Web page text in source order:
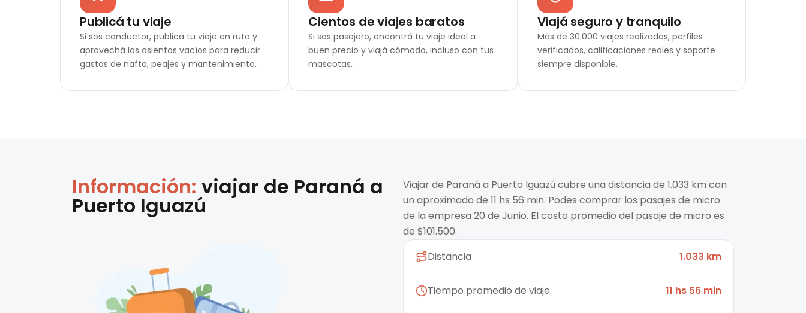
Publicá tu viaje
Si sos conductor, publicá tu viaje en ruta y
aprovechá los asientos vacíos para reducir
gastos de nafta, peajes y mantenimiento.
Cientos de viajes baratos
Si sos pasajero, encontrá tu viaje ideal a
buen precio y viajá cómodo, incluso con tus
mascotas.
Viajá seguro y tranquilo
Más de 30.000 viajes realizados, perfiles
verificados, calificaciones reales y soporte
siempre disponible.
Información: viajar de Paraná a
Puerto Iguazú
Viajar de Paraná a Puerto Iguazú cubre una distancia de 1.033 km con
un aproximado de 11 hs 56 min. Podes comprar los pasajes de micro
de la empresa 20 de Junio. El costo promedio del pasaje de micro es
de $101.500.
Distancia
1.033 km
Tiempo promedio de viaje 11 hs 56 min